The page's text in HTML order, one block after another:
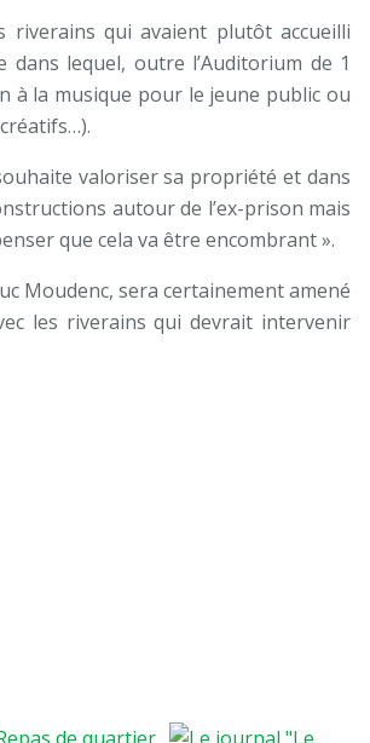
qui avaient plutôt accueilli
lequel, outre l’Auditorium de 1
à la musique pour le jeune public ou
valoriser sa propriété et dans
autour de l’ex-prison mais
que cela va être encombrant ».
Moudenc, sera certainement amené
les riverains qui devrait intervenir